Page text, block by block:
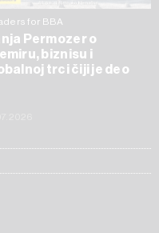
for BBA
Permozer o
biznisu i
trci čiji je deo